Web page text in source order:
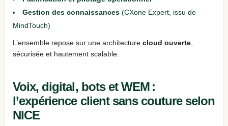
Gestion des connaissances (CXone Expert, issu de
MindTouch)
L’ensemble repose sur une architecture cloud ouverte
sécurisée et hautement scalable.
Voix, digital, bots et WEM :
l’expérience client sans couture selon
NICE